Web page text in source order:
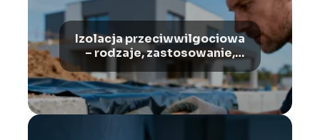
Izolacja przeciwwilgociowa
– rodzaje, zastosowanie,
montaż